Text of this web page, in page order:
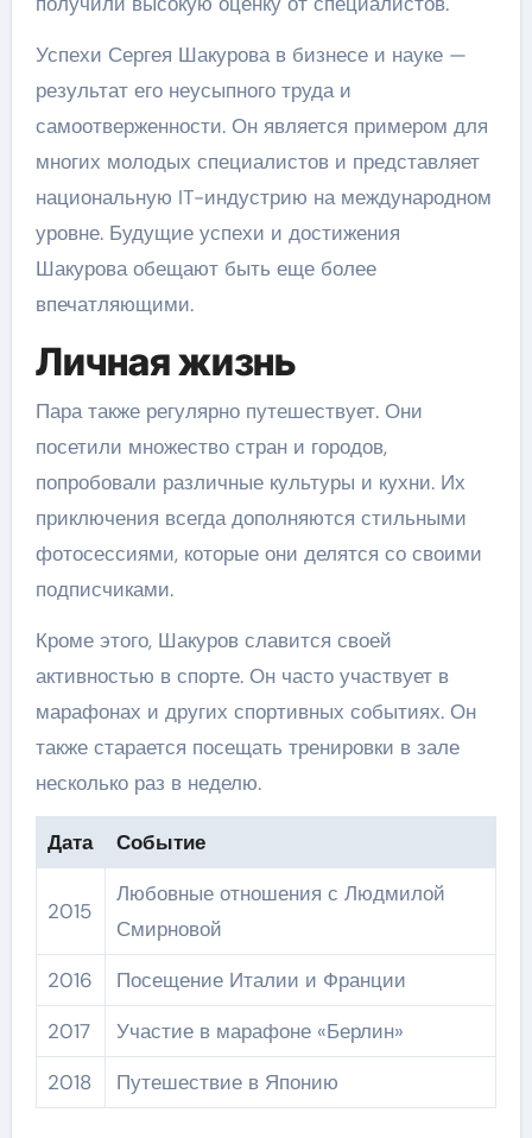
Успехи Сергея Шакурова в бизнесе и науке —
результат его неусыпного труда и
самоотверженности. Он является примером для
многих молодых специалистов и представляет
национальную IT-индустрию на международном
уровне. Будущие успехи и достижения
Шакурова обещают быть еще более
впечатляющими.
Личная жизнь
Пара также регулярно путешествует. Они
посетили множество стран и городов,
попробовали различные культуры и кухни. Их
приключения всегда дополняются стильными
фотосессиями, которые они делятся со своими
подписчиками.
Кроме этого, Шакуров славится своей
активностью в спорте. Он часто участвует в
марафонах и других спортивных событиях. Он
также старается посещать тренировки в зале
несколько раз в неделю.
Дата Событие
2015
Любовные отношения с Людмилой
Смирновой
2016
Посещение Италии и Франции
2017
Участие в марафоне «Берлин»
2018
Путешествие в Японию